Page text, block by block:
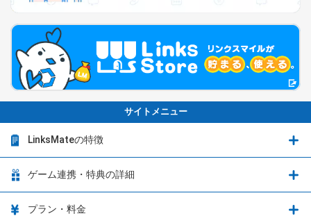
サイトメニュー
LinksMateの特徴
LinksMateの特徴
ゲーム連携・特典の詳細
ゲーム連携・特典の詳細
プラン・料金